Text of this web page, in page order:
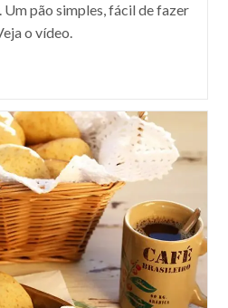
pão simples, fácil de fazer
o vídeo.